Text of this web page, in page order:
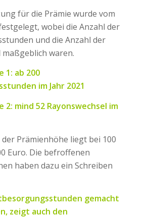
für die Prämie wurde vom
wobei die Anzahl der
und die Anzahl der
maßgeblich waren.
1: ab 200
im Jahr 2021
2: mind 52 Rayonswechsel im
Prämienhöhe liegt bei 100
Euro. Die befroffenen
haben dazu ein Schreiben
gemacht
zeigt auch den